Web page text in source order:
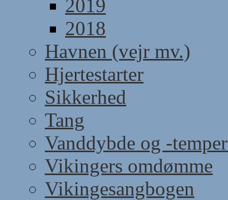
2019
2018
Havnen (vejr mv.)
Hjertestarter
Sikkerhed
Tang
Vanddybde og -
Vikingers omdømme
Vikingesangbogen